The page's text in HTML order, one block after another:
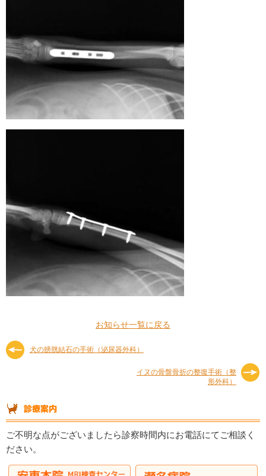
お知らせ一覧に戻る
犬の膀胱結石の手術（泌尿器外科）
イヌの骨盤骨折の整復手術（整
形外科）
ご不明な点がございましたら診察時間内にお電話にてご相談く
ださい。